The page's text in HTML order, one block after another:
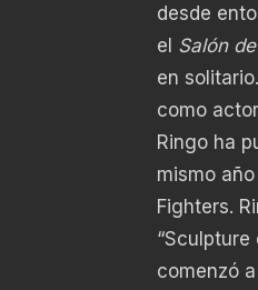
desde
el Salón
en
como
Ringo ha
mismo
Fighters.
comenzó